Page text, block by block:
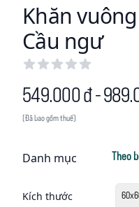
Khăn
Cầu ngư
Ratings
Product information
549.000 đ -
(Đã bao gồm thuế)
Description
Danh mục Theo
Kích thước